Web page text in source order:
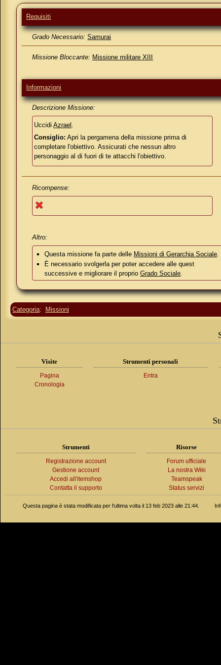
Requisiti
Grado Necessario: Samurai
Missione Bloccante: Missione militare XIII
Informazioni
Descrizione Missione:
UccidiAzrael
Consiglio: Apri la pergamena della missione prima di
completare l'obiettivo. Assicurati che nessun altro
personaggio al di fuori di te attacchi l'obiettivo.
Ricompense:
Altro:
Questa missione fa parte delle Missioni di Gerarchia Sociale.
È necessario svolgerla per poter accedere alle quest
successive e migliorare il proprio Grado Sociale.
Categoria: Missioni
Visite
Pagina
Cronologia
Strumenti personali
Entra
Strumenti
Registrazione account
Gestione account
Accedi all'itemshop
Contatta il supporto
Risorse
Forum ufficiale
La nostra Wiki
Teamspeak
Status servizi
Questa pagina è stata modificata per l'ultima volta il 13 feb 2023 alle 21:44.